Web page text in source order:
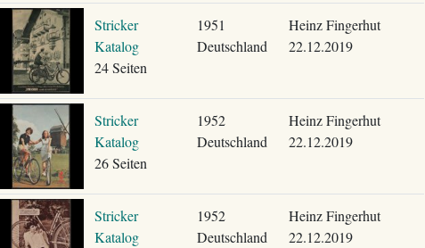
Stricker
Katalog
24 Seiten
1951
Deutschland
Heinz Fingerhut
22.12.2019
Stricker
Katalog
26 Seiten
1952
Deutschland
Heinz Fingerhut
22.12.2019
Stricker
Katalog
1952
Deutschland
Heinz Fingerhut
22.12.2019